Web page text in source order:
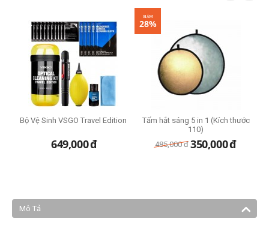
Bộ Vệ Sinh VSGO Travel Edition
649,000đ
GIẢM
28%
Tấm hắt sáng 5 in 1 (Kích thước
110)
485,000 đ 350,000đ
Mô Tả